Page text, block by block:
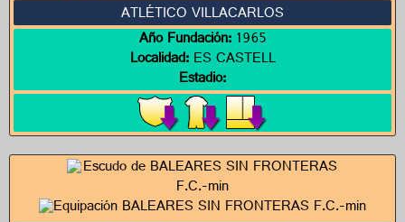
ATLÉTICO VILLACARLOS
Año Fundación:1965
Localidad:ES CASTELL
Estadio: